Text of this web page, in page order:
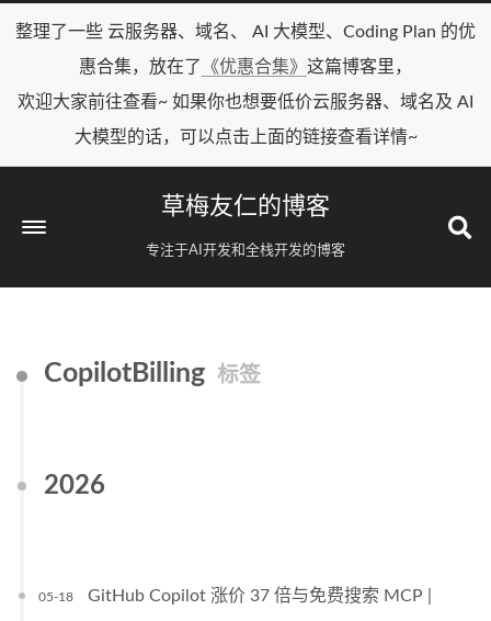
整理了一些 云服务器、域名、 AI 大模型、Coding Plan 的优
惠合集，放在了
《优惠合集》 这篇博客里，
欢迎大家前往查看~ 如果你也想要低价云服务器、域名及 AI
大模型的话，可以点击上面的链接查看详情~
草梅友仁的博客
专注于AI开发和全栈开发的博客
CopilotBilling 标签
2026
05-18
GitHub Copilot 涨价 37 倍与免费搜索 MCP |